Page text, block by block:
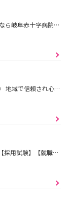
■まずはCHECK 岐阜で働くなら岐阜赤十字病院で！見学会・インターンシップご予約受付中！
《郡上の魅力を発掘しよう！》 地域で信頼され心が癒される病院を目指しています！
『ふるさとを守る医療』 【採用試験】【就職説明会・インターンシップ】ご応募お待ちしております！